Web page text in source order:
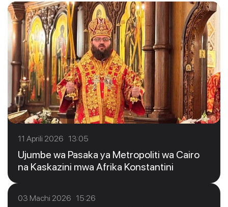
11 Aprili 2026 13:05
Ujumbe wa Pasaka ya Metropoliti wa Cairo
na Kaskazini mwa Afrika Konstantini
03 Machi 2026 15:26